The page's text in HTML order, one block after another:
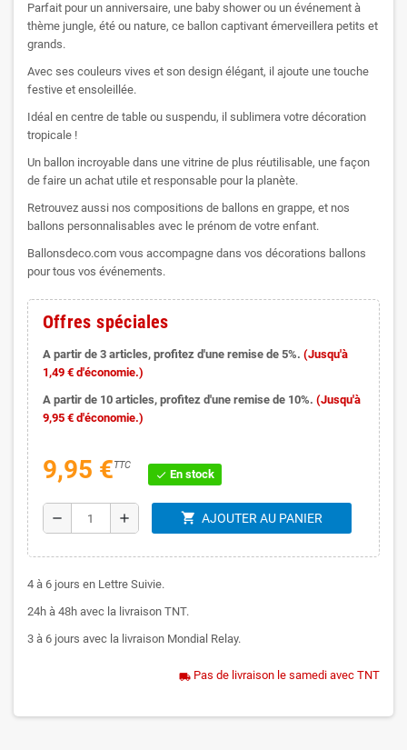
Parfait pour un anniversaire, une baby shower ou un événement à
thème jungle, été ou nature, ce ballon captivant émerveillera petits et
grands.
Avec ses couleurs vives et son design élégant, il ajoute une touche
festive et ensoleillée.
Idéal en centre de table ou suspendu, il sublimera votre décoration
tropicale !
Un ballon incroyable dans une vitrine de plus réutilisable, une façon
de faire un achat utile et responsable pour la planète.
Retrouvez aussi nos compositions de ballons en grappe, et nos
ballons personnalisables avec le prénom de votre enfant.
Ballonsdeco.com vous accompagne dans vos décorations ballons
pour tous vos événements.
Offres spéciales
A partir de 3 articles, profitez d'une remise de 5%. (Jusqu'à
1,49 € d'économie.)
A partir de 10 articles, profitez d'une remise de 10%. (Jusqu'à
9,95 € d'économie.)
9,95 €TTC
check En stock
remove add shopping_cart AJOUTER AU PANIER
4 à 6 jours en Lettre Suivie.
24h à 48h avec la livraison TNT.
3 à 6 jours avec la livraison Mondial Relay.
local_shipping Pas de livraison le samedi avec TNT